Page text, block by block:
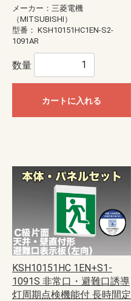
メーカー：三菱電機
（MITSUBISHI）
型番： KSH10151HC1EN-S2-
1091AR
数量
カートに入れる
KSH10151HC 1EN+S1-
1091S 非常口・避難口誘導
灯周期点検機能付 長時間定